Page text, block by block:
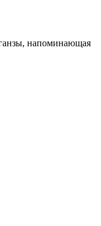
напоминающая